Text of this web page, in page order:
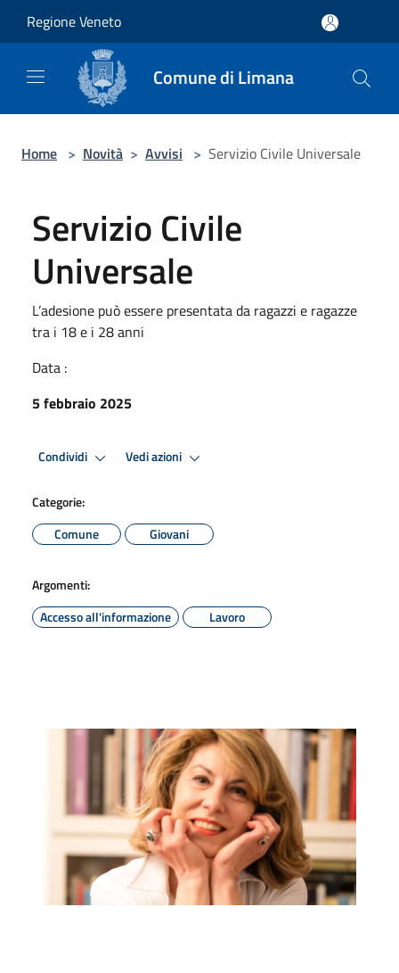
Regione Veneto
Comune di Limana
Home > Novità > Avvisi > Servizio Civile Universale
Servizio Civile
Universale
L’adesione può essere presentata da ragazzi e ragazze
tra i 18 e i 28 anni
Data :
5 febbraio 2025
Condividi Vedi azioni
Categorie:
Comune
Giovani
Argomenti:
Accesso all'informazione
Lavoro